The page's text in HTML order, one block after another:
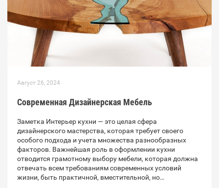
Август 26, 2024
Современная Дизайнерская Мебель
Заметка Интерьер кухни — это целая сфера
дизайнерского мастерства, которая требует своего
особого подхода и учета множества разнообразных
факторов. Важнейшая роль в оформлении кухни
отводится грамотному выбору мебели, которая должна
отвечать всем требованиям современных условий
жизни, быть практичной, вместительной, но…